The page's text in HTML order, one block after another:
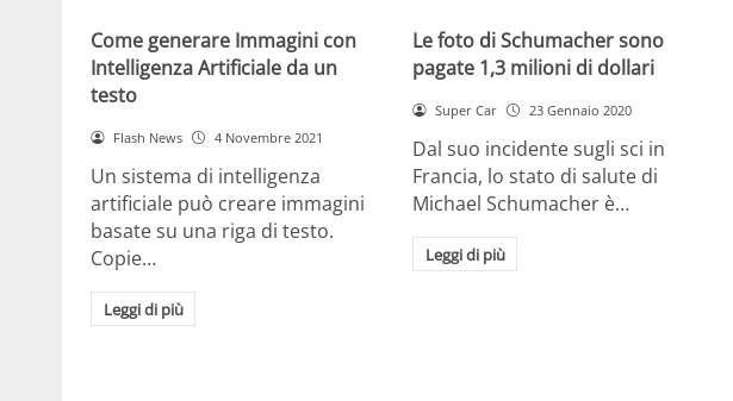
Come generare Immagini con
Intelligenza Artificiale da un
testo
Flash News 4 Novembre 2021
Un sistema di intelligenza
artificiale può creare immagini
basate su una riga di testo.
Copie…
Leggi di più
Le foto di Schumacher sono
pagate 1,3 milioni di dollari
Super Car 23 Gennaio 2020
Dal suo incidente sugli sci in
Francia, lo stato di salute di
Michael Schumacher è…
Leggi di più